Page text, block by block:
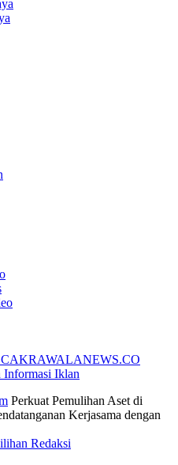
Informasi Iklan
Perkuat Pemulihan Aset di
Kerjasama dengan
Redaksi